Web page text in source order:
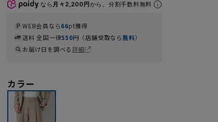
なら 月々2,200円から。分割手数料無料
WEB会員なら66pt獲得
送料 全国一律550円（店舗受取なら無料）
お届け日を調べる詳細
カラー